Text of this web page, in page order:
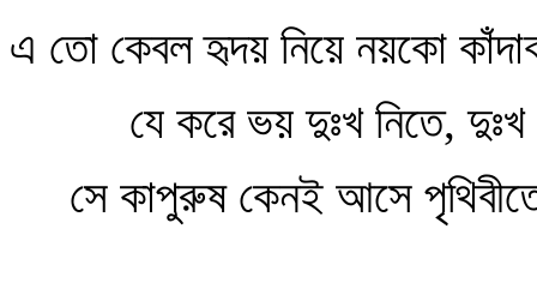
এ তো কেবল হৃদয় নিয়ে নয়কো
যে করে ভয় দুঃখ নিতে, দুঃখ
সে কাপুরুষ কেনই আসে